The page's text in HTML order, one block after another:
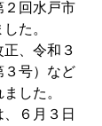
２回水戸市
た。
、令和３
３号）など
した。
６月３日